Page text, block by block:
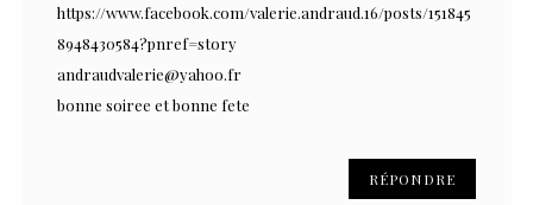
https://www.facebook.com/valerie.andraud.16/posts/151845
8948430584?pnref=story
andraudvalerie@yahoo.fr
bonne soiree et bonne fete
RÉPONDRE